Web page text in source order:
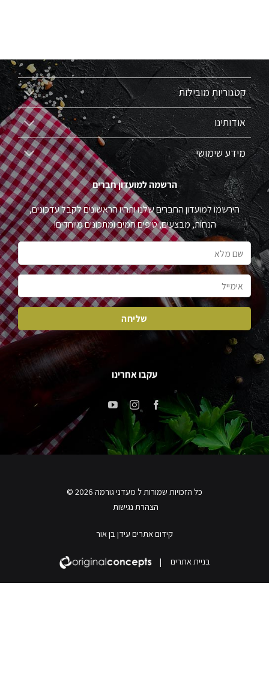
קטגוריות מובילות
אודותינו
מידע שימושי
הרשמה למועדון חברים
הירשמו למועדון החברים שלנו ותהיו הראשונים לקבל עדכונים,
הנחות, מבצעים, טיפים חמים ומתכונים מיוחדים!
עקבו אחרינו
כל הזכויות שמורות ל מעדני גורמה 2026 ©
הצהרת נגישות
קידום אתרים עידן בן אור
בניית אתרים |